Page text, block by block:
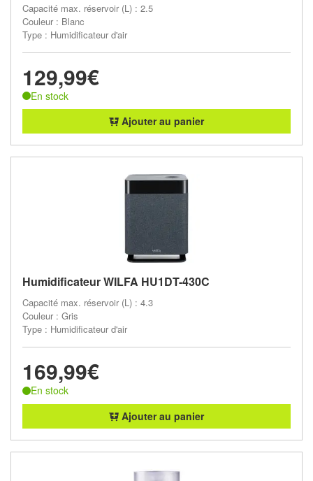
Capacité max. réservoir (L) : 2.5
Couleur : Blanc
Type : Humidificateur d'air
129,99€
En stock
Ajouter au panier
Humidificateur WILFA HU1DT-430C
Capacité max. réservoir (L) : 4.3
Couleur : Gris
Type : Humidificateur d'air
169,99€
En stock
Ajouter au panier